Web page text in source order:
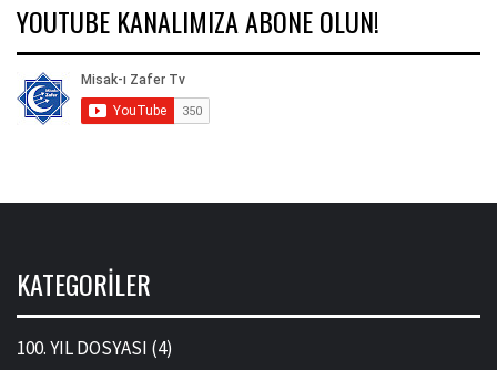
YOUTUBE KANALIMIZA ABONE OLUN!
KATEGORILER
100. YIL DOSYASI (4)